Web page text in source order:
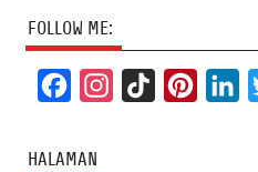
FOLLOW ME:
c
HALAMAN